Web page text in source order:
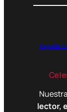
Paga
lector,